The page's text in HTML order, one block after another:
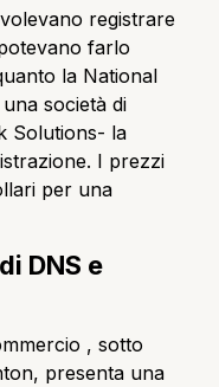
registrare
farlo
la National
società di
Solutions- la
I prezzi
per una
DNS e
, sotto
presenta una